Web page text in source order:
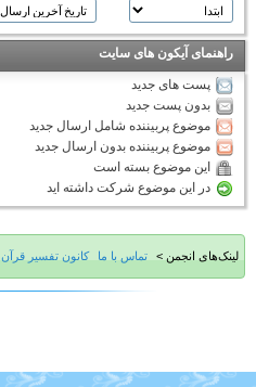
راهنمای آیکون های سایت
پست های جدید
بدون پست جدید
موضوع پربیننده شامل ارسال جدید
موضوع پربیننده بدون ارسال جدید
این موضوع بسته است
در این موضوع شرکت داشته اید
لینک‌های انجمن > تماس با ما کانون تفسیر قرآن